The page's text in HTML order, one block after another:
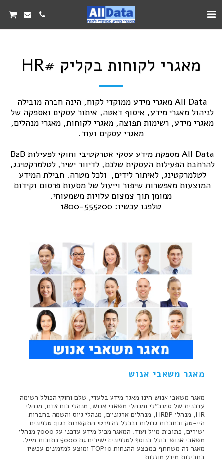
מאגרי לקוחות בקליק #HR
טלפנו עכשיו: 1800-555200
מאגר משאבי אנוש
מאגר משאבי אנוש הינו מאגר מידע בלעדי, שלם וחוקי הכולל רשימה
עדכנית של סמנכ"לי ומנהלי משאבי אנוש, מנהלי כוח אדם, מנהלי
HR, מנהלי HRBP, מנהלים ארגוניים, מנהלי גיוס והשמה בחברות
היי-טק ובחברות גדולות ובכלל זה פרטי התקשרות כגון: טלפונים
ישירים, כתובות מייל ועוד. המאגר מכיל מידע עדכני על 7000 מנהלי
משאבי אנוש וכולל בנוסף לטלפונים ישירים גם 5000 כתובות מייל.
מאגר זה משתתף במבצע ההנחות TOP10 ומוצע למזמינים עכשיו
בחבילות מידע מוזלות